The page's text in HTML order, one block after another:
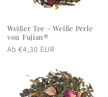
Weißer Tee - Weiße Perle
von Fujian®
Normaler
Ab €4,30 EUR